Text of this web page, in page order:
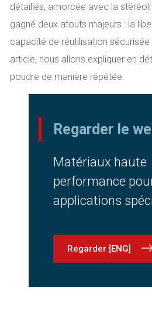
détaillés, amorcée avec la
gagné deux atouts majeurs : la
capacité de réutilisation
article, nous allons expliquer en
poudre de manière répétée.
Regarder le
Matériaux haute
performance
applications
Regarder [ENG]